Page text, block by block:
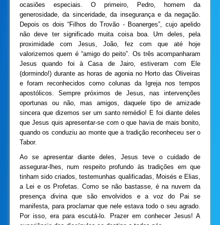
ocasiões especiais. O primeiro, Pedro, homem da
generosidade, da sinceridade, da insegurança e da negação.
Depois os dois “Filhos do Trovão - Boanerges”, cujo apelido
não deve ter significado muita coisa boa. Um deles, pela
proximidade com Jesus, João, fez com que até hoje
valorizemos quem é “amigo do peito”. Os três acompanharam
Jesus quando foi à Casa de Jairo, estiveram com Ele
(dormindo!) durante as horas de agonia no Horto das Oliveiras
e foram reconhecidos como colunas da Igreja nos tempos
apostólicos. Sempre próximos de Jesus, nas intervenções
oportunas ou não, mas amigos, daquele tipo de amizade
sincera que dizemos ser um santo remédio! E foi diante deles
que Jesus quis apresentar-se com o que havia de mais bonito,
quando os conduziu ao monte que a tradição reconheceu ser o
Tabor.
Ao se apresentar diante deles, Jesus teve o cuidado de
assegurar-lhes, num respeito profundo às tradições em que
tinham sido criados, testemunhas qualificadas, Moisés e Elias,
a Lei e os Profetas. Como se não bastasse, é na nuvem da
presença divina que são envolvidos e a voz do Pai se
manifesta, para proclamar que nele estava todo o seu agrado.
Por isso, era para escutá-lo. Prazer em conhecer Jesus! A